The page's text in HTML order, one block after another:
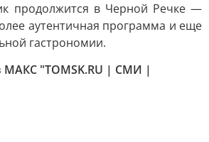
продолжится в Черной Речке —
аутентичная программа и еще
гастрономии.
МАКС "TOMSK.RU | СМИ |